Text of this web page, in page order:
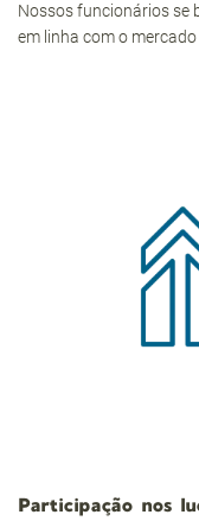
Nossos funcionários se
em linha com o mercado
Participação nos